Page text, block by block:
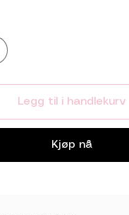
Legg til i handlekurv
Kjøp nå